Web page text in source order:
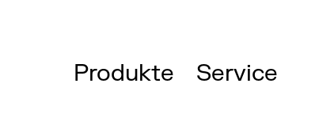
Produkte Service